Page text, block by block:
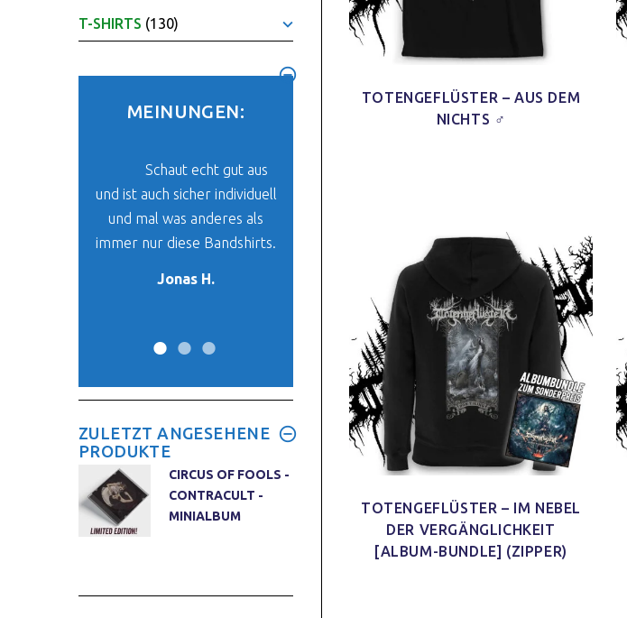
T-SHIRTS (130)
MEINUNGEN:
Schaut echt gut aus
und ist auch sicher individuell
und mal was anderes als
immer nur diese Bandshirts.
Jonas H.
her passt, ist ein kleines
Wunder. :)
Max W.
jetzt schon mein neues
Lieblings-Oberteil.
Jacy W.
ZULETZT ANGESEHENE
PRODUKTE
CIRCUS OF FOOLS -
CONTRACULT -
MINIALBUM
TOTENGEFLÜSTER – AUS DEM
NICHTS ♂
TOTENGEFLÜSTER – IM NEBEL
DER VERGÄNGLICHKEIT
[ALBUM-BUNDLE] (ZIPPER)